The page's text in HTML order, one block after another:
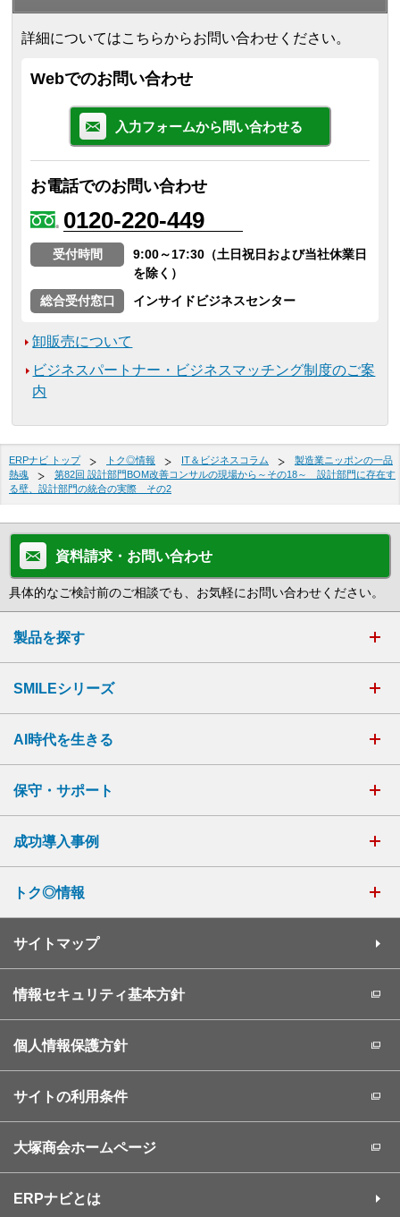
詳細についてはこちらからお問い合わせください。
Webでのお問い合わせ
入力フォームから問い合わせる
お電話でのお問い合わせ
0120-220-449
受付時間
9:00～17:30（土日祝日および当社休業日
を除く）
総合受付窓口
インサイドビジネスセンター
卸販売について
ビジネスパートナー・ビジネスマッチング制度のご案
内
ERPナビ トップ トク◎情報 IT＆ビジネスコラム
製造業ニッポンの一品
熱魂
第82回 設計部門BOM改善コンサルの現場から～その18～ 設計部門に存在す
る壁、設計部門の統合の実際 その2
資料請求・お問い合わせ
具体的なご検討前のご相談でも、お気軽にお問い合わせください。
製品を探す
SMILEシリーズ
AI時代を生きる
保守・サポート
成功導入事例
トク◎情報
サイトマップ
情報セキュリティ基本方針
個人情報保護方針
サイトの利用条件
大塚商会ホームページ
ERPナビとは